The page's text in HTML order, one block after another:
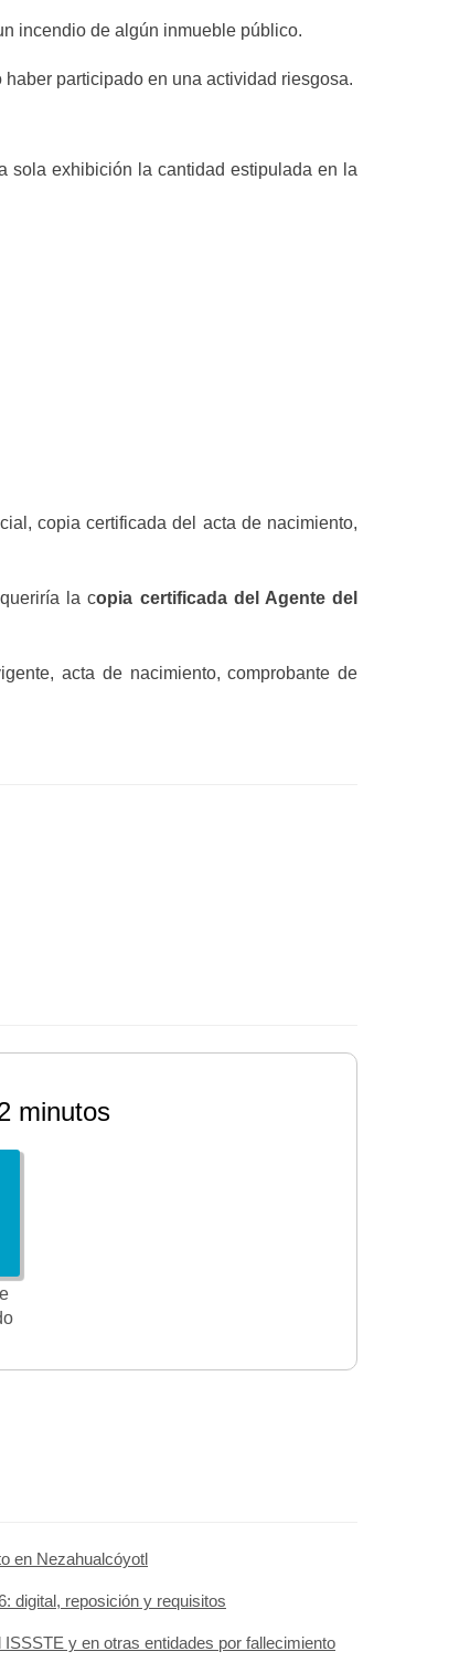
incendio de algún inmueble público.
participado en una actividad riesgosa.
sola exhibición la cantidad estipulada en la
copia certificada del acta de nacimiento,
la copia certificada del Agente del
acta de nacimiento, comprobante de
minutos
en Nezahualcóyotl
digital, reposición y requisitos
y en otras entidades por fallecimiento